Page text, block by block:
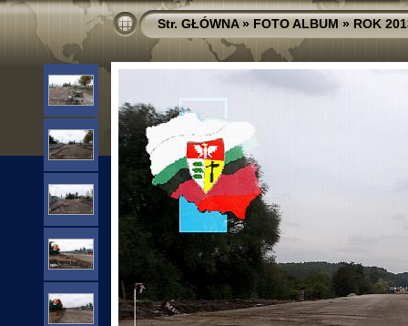
Str. GŁÓWNA»FOTO ALBUM»ROK